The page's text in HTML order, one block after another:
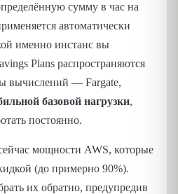
сумму в час на
автоматически
именно инстанс вы
Plans распространяются
вычислений — Fargate,
базовой нагрузки,
постоянно.
мощности AWS, которые
(до примерно 90%).
их обратно, предупредив